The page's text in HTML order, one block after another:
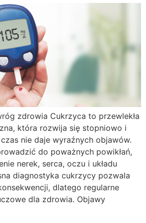
zdrowia Cukrzyca to przewlekła
która rozwija się stopniowo i
nie daje wyraźnych objawów.
do poważnych powikłań,
nerek, serca, oczu i układu
diagnostyka cukrzycy pozwala
dlatego regularne
dla zdrowia. Objawy